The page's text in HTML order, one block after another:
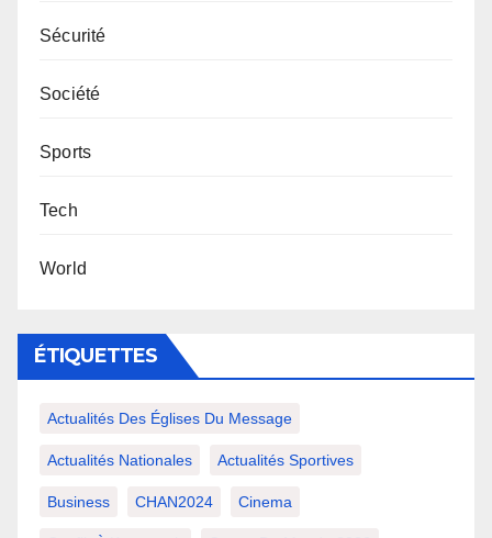
Sécurité
Société
Sports
Tech
World
ÉTIQUETTES
Actualités Des Églises Du Message
Actualités Nationales Actualités Sportives
Business CHAN2024 Cinema